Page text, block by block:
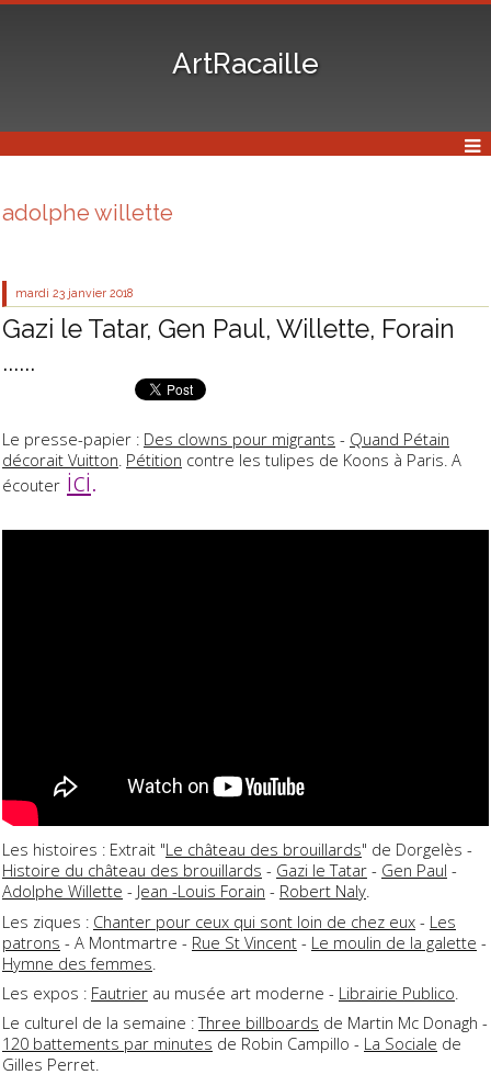
ArtRacaille
adolphe willette
mardi 23 janvier 2018
Gazi le Tatar, Gen Paul, Willette, Forain
......
Le presse-papier : Des clowns pour migrants - Quand Pétain
décorait Vuitton. Pétition contre les tulipes de Koons à Paris. A
écouter ici.
Les histoires : Extrait "Le château des brouillards" de Dorgelès -
Histoire du château des brouillards - Gazi le Tatar - Gen Paul -
Adolphe Willette - Jean -Louis Forain - Robert Naly.
Les ziques : Chanter pour ceux qui sont loin de chez eux - Les
patrons - A Montmartre - Rue St Vincent - Le moulin de la galette -
Hymne des femmes
Les expos : Fautrier au musée art moderne - Librairie Publico
Le culturel de la semaine :Three billboards de Martin Mc Donagh -
120 battements par minutes de Robin Campillo - La Sociale de
Gilles Perret.